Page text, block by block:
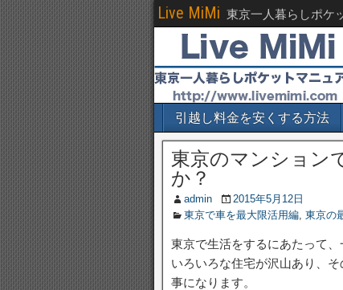
Live MiMi 東京一人暮らしポケ
引越し料金を安くする方法
東京のマンション
か？
admin
2015年5月12日
東京で車を最大限活用編, 東京の
東京で生活をするにあたって
いろいろな住宅が沢山あり、
事になります。